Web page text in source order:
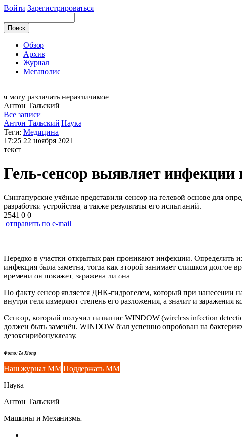
Войти Зарегистрироваться
Обзор
Архив
Журнал
Мегаполис
я могу различать неразличимое
Антон Тальский
Все записи
Антон Тальский Наука
Теги: Медицина
17:25 22 ноября 2021
текст
Гель-сенсор выявляет инфекции
Сингапурские учёные представили сенсор на гелевой основе для
разработки устройства, а также результаты его испытаний.
2541 0 0
отправить по e-mail
Нередко в участки открытых ран проникают инфекции. Определить
инфекция была заметна, тогда как второй занимает слишком долгое
времени он покажет, заражена ли она.
По факту сенсор является ДНК-гидрогелем, который при нанесении
внутри геля измеряют степень его разложения, а значит и заражения
Сенсор, который получил название WINDOW (wireless infection
должен быть заменён. WINDOW был успешно опробован на
дезоксирибонуклеазу.
Фото: Ze Xiong
Наш журнал ММ Поддержать ММ
Наука
Антон Тальский
Машины и Механизмы